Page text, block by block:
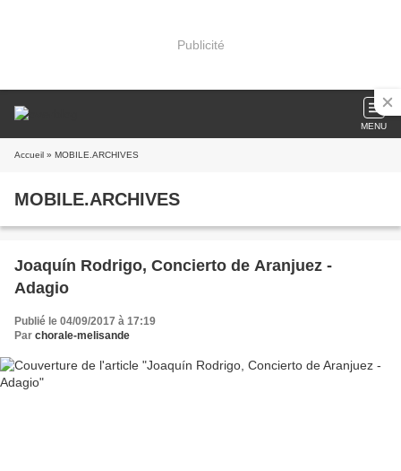
Publicité
MENU
Accueil » MOBILE.ARCHIVES
MOBILE.ARCHIVES
Joaquín Rodrigo, Concierto de Aranjuez -
Adagio
Publié le 04/09/2017 à 17:19
Par chorale-melisande